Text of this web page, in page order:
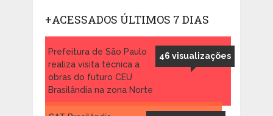
+ACESSADOS ÚLTIMOS 7 DIAS
46 visualizações
Prefeitura de São Paulo
realiza visita técnica a
obras do futuro CEU
Brasilândia na zona Norte